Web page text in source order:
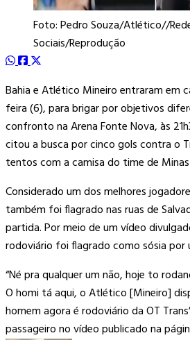
Foto: Pedro Souza/Atlético//
Sociais/Reprodução
Bahia e Atlético Mineiro entraram em
feira (6), para brigar por objetivos
confronto na Arena Fonte Nova, às
citou a busca por cinco gols contra o
tentos com a camisa do time de Minas
Considerado um dos melhores
também foi flagrado nas ruas de
partida. Por meio de um vídeo
rodoviário foi flagrado como sósia
“Né pra qualquer um não, hoje to
O homi tá aqui, o Atlético [Mineiro]
homem agora é rodoviário da OT
passageiro no vídeo publicado na